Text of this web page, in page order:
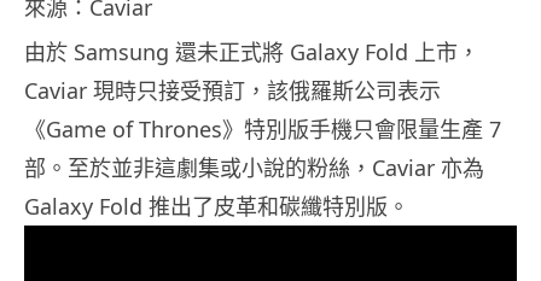
來源：Caviar
由於 Samsung 還未正式將 Galaxy Fold 上市，
Caviar 現時只接受預訂，該俄羅斯公司表示
《Game of Thrones》特別版手機只會限量生產 7
部。至於並非這劇集或小說的粉絲，Caviar 亦為
Galaxy Fold 推出了皮革和碳纖特別版。